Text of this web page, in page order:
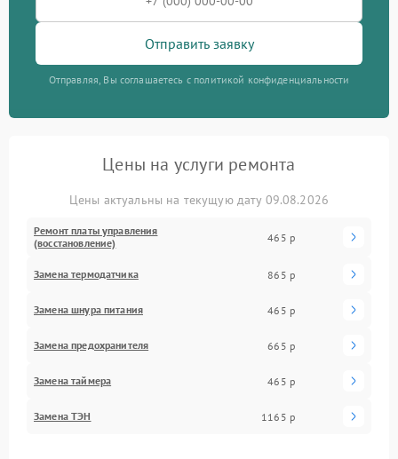
Отправить заявку
Отправляя, Вы соглашаетесь с политикой конфиденциальности
Цены на услуги ремонта
Цены актуальны на текущую дату 09.08.2026
Ремонт платы управления
(восстановление)
465 р
Замена термодатчика 865 р
Замена шнура питания 465 р
Замена предохранителя 665 р
Замена таймера 465 р
Замена ТЭН 1165 р